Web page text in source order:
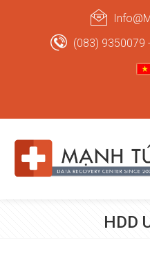
(083) 9350079
HDD